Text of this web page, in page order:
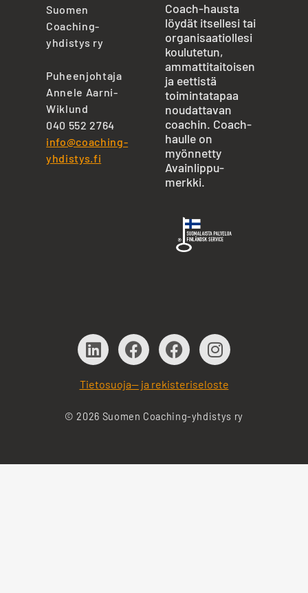
Suomen
Coaching-
yhdistys ry
Puheenjohtaja
Annele Aarni-
Wiklund
040 552 2764
info@coaching-
yhdistys.fi
Coach-hausta
löydät itsellesi tai
organisaatiollesi
koulutetun,
ammattitaitoisen
ja eettistä
toimintatapaa
noudattavan
coachin. Coach-
haulle on
myönnetty
Avainlippu-
merkki.
Tietosuoja— ja rekisteriseloste
© 2026 Suomen Coaching-yhdistys ry